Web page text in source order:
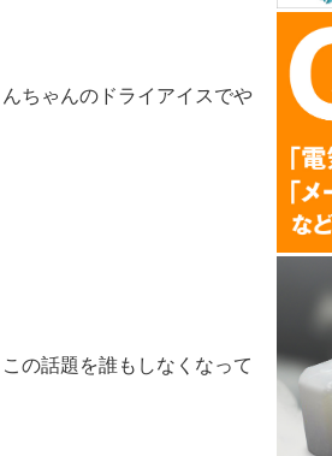
ちゃんのドライアイスでや
の話題を誰もしなくなって